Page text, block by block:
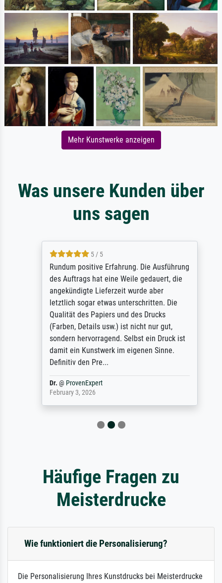
Mehr Kunstwerke anzeigen
Was unsere Kunden über
uns sagen
5 / 5
Rundum positive Erfahrung. Die Ausführung
des Auftrags hat eine Weile gedauert, die
angekündigte Lieferzeit wurde aber
letztlich sogar etwas unterschritten. Die
Qualität des Papiers und des Drucks
(Farben, Details usw.) ist nicht nur gut,
sondern hervorragend. Selbst ein Druck ist
damit ein Kunstwerk im eigenen Sinne.
Definitiv den Pre...
@ ProvenExpert
February 3, 2026
Häufige Fragen zu
Meisterdrucke
Wie funktioniert die Personalisierung?
Die Personalisierung Ihres Kunstdrucks bei Meisterdrucke